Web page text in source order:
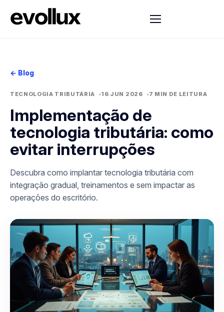
← Blog
TECNOLOGIA TRIBUTÁRIA 16 JUN 2026 7 MIN DE LEITURA
Implementação de
tecnologia tributária: como
evitar interrupções
Descubra como implantar tecnologia tributária com
integração gradual, treinamentos e sem impactar as
operações do escritório.